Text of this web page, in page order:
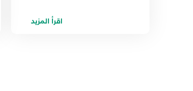
اقرأ المزيد